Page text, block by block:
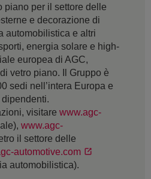
piano per il settore delle
e decorazione di
automobilistica e altri
energia solare e high-
europea di AGC,
vetro piano. Il Gruppo è
sedi nell’intera Europa e
visitare www.agc-
www.agc-
il settore delle
automotive.com
automobilistica).